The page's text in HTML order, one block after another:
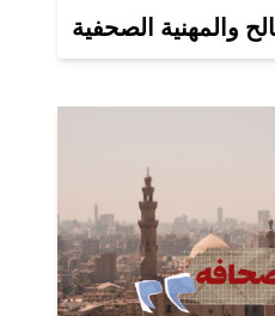
والمهنية الصحفية